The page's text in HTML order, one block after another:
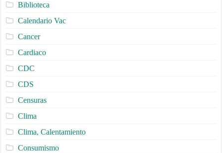
Biblioteca
Calendario Vac
Cancer
Cardiaco
CDC
CDS
Censuras
Clima
Clima, Calentamiento
Consumismo